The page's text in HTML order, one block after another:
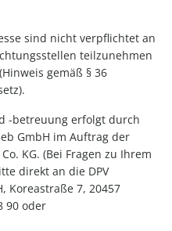
sind nicht verpflichtet an
teilzunehmen
gemäß § 36
-betreuung erfolgt durch
GmbH im Auftrag der
KG. (Bei Fragen zu Ihrem
direkt an die DPV
Koreastraße 7, 20457
90 oder